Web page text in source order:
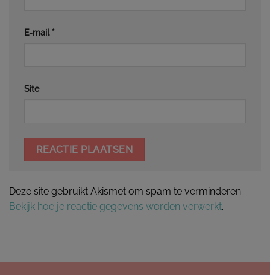
E-mail *
Site
Deze site gebruikt Akismet om spam te verminderen.
Bekijk hoe je reactie gegevens worden verwerkt.